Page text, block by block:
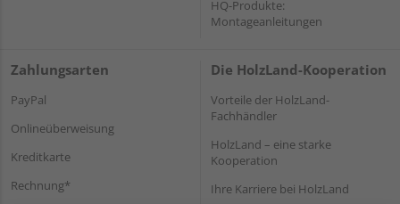
HQ-Produkte:
Montageanleitungen
Zahlungsarten
PayPal
Onlineüberweisung
Kreditkarte
Rechnung*
Die HolzLand-Kooperation
Vorteile der HolzLand-
Fachhändler
HolzLand – eine starke
Kooperation
Ihre Karriere bei HolzLand